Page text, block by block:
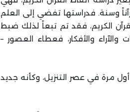
وسنة. فدراستها تفضي إلى العلم
الكريم، فقد تم تبعاً لذلك ضبط
والأفكار، فعطاء العصور –
مرة في عصر التنزيل، وكأنه جديد